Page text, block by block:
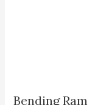
Bending Ram